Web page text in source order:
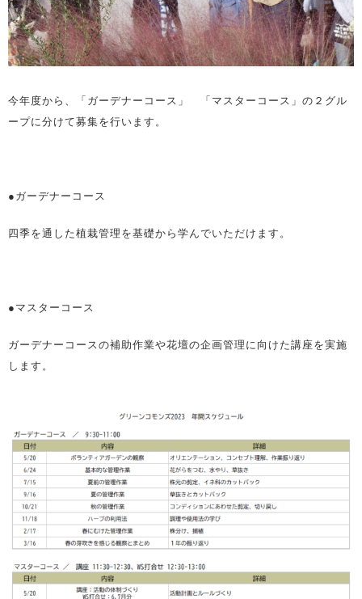
今年度から、「ガーデナーコース」 「マスターコース」の２グル
ープに分けて募集を行います。
●ガーデナーコース
四季を通した植栽管理を基礎から学んでいただけます。
●マスターコース
ガーデナーコースの補助作業や花壇の企画管理に向けた講座を実施
します。